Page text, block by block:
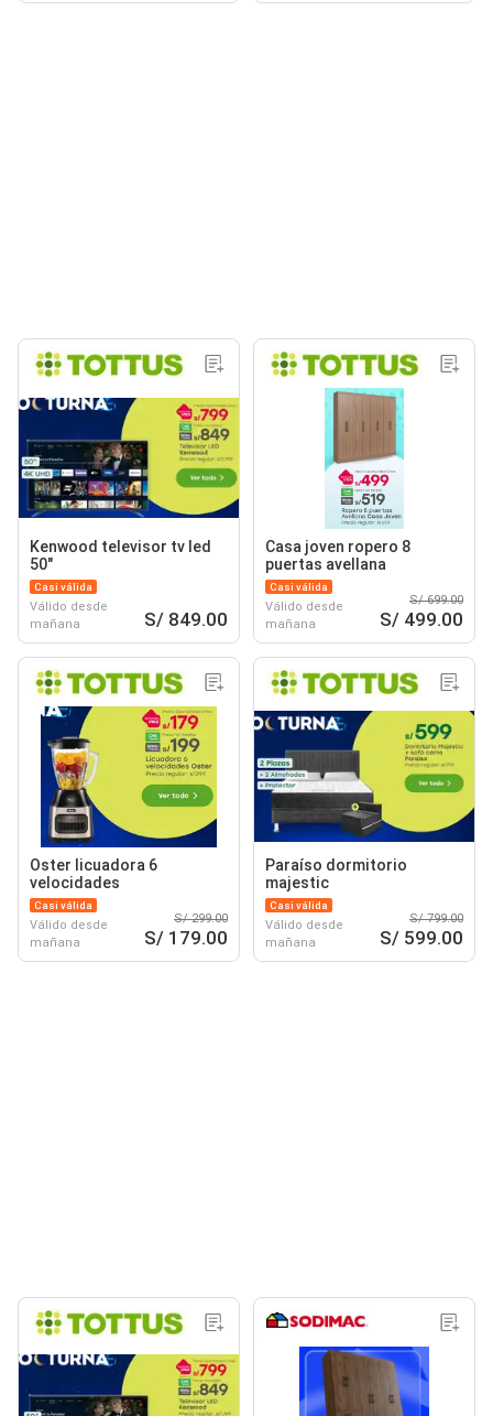
Kenwood televisor tv led
50"
Casi válida
Válido desde
mañana
S/ 849.00
Casa joven ropero 8
puertas avellana
Casi válida
Válido desde
mañana
S/ 699.00
S/ 499.00
Oster licuadora 6
velocidades
Casi válida
Válido desde
mañana
S/ 299.00
S/ 179.00
Paraíso dormitorio
majestic
Casi válida
Válido desde
mañana
S/ 799.00
S/ 599.00